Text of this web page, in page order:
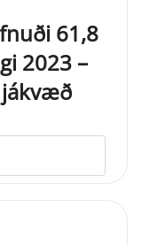
61,8
2023 –